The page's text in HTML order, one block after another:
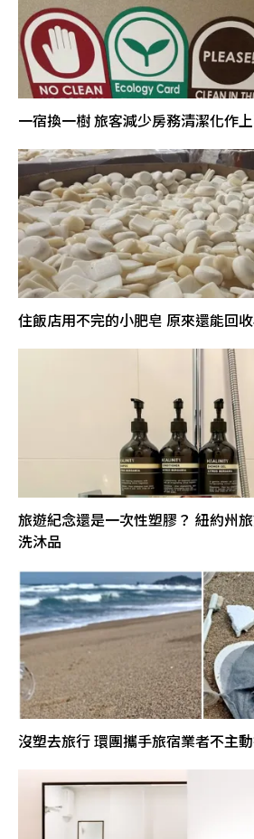
一宿換一樹 旅客減少房務清潔化作
住飯店用不完的小肥皂 原來還能回
旅遊紀念還是一次性塑膠？ 紐約州
洗沐品
沒塑去旅行 環團攜手旅宿業者不主